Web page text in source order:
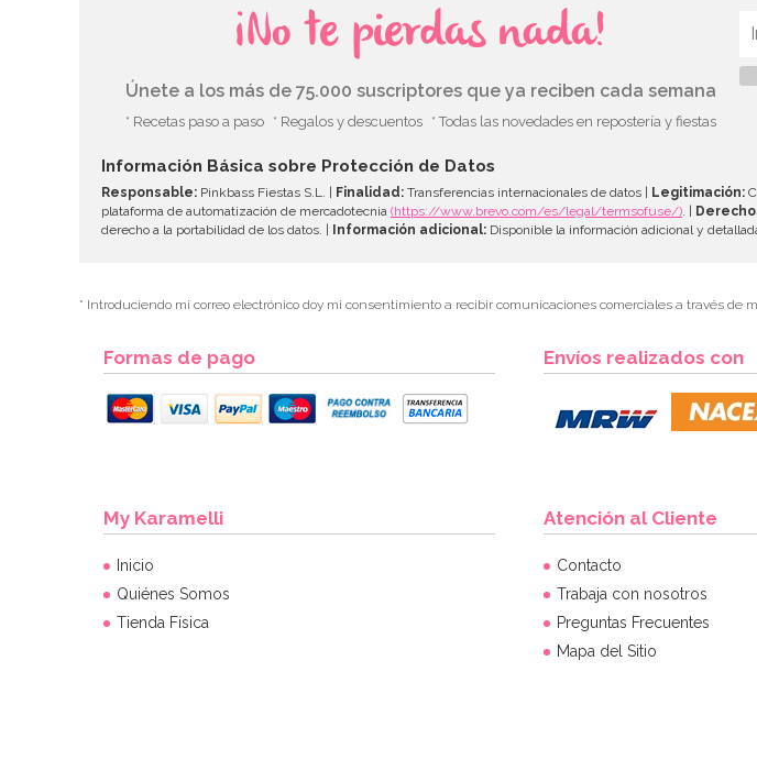
¡No te pierdas nada!
Únete a los más de 75.000 suscriptores que ya reciben cada semana
* Recetas paso a paso * Regalos y descuentos * Todas las novedades en repostería y fiestas
Información Básica sobre Protección de Datos
Responsable: Pinkbass Fiestas S.L. | Finalidad: Transferencias internacionales de datos | Legitimación:
plataforma de automatización de mercadotecnia (https://www.brevo.com/es/legal/termsofuse/) . |
derecho a la portabilidad de los datos. | Información adicional: Disponible la información adicional y
* Introduciendo mi correo electrónico doy mi consentimiento a recibir comunicaciones comerciales a través de
Formas de pago Envíos realizados con
My Karamelli
Inicio
Quiénes Somos
Tienda Física
Atención al Cliente
Contacto
Trabaja con nosotros
Preguntas Frecuentes
Mapa del Sitio